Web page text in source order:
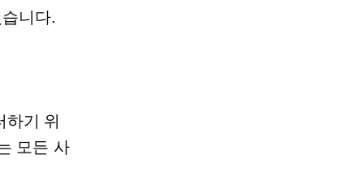
니다.
기 위
모든 사